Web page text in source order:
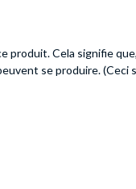
produit. Cela signifie
se produire. (Ceci